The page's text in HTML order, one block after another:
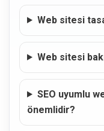
Web sitesi
Web sitesi
SEO uyumlu
önemlidir?